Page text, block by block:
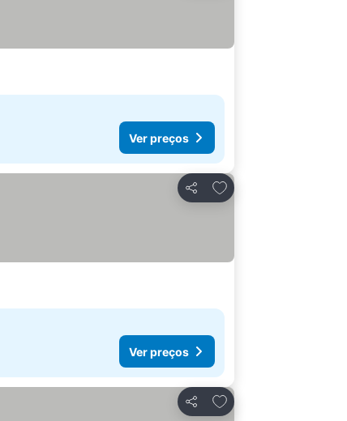
Ver preços
Partilhar
Adicionar aos favoritos
Ver preços
Partilhar
Adicionar aos favoritos